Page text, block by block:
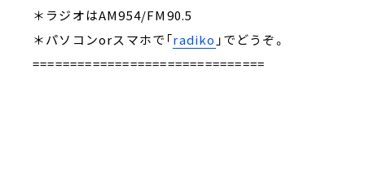
＊ラジオはAM954/FM90.5
＊パソコンorスマホで「radiko 」でどうぞ。
===============================